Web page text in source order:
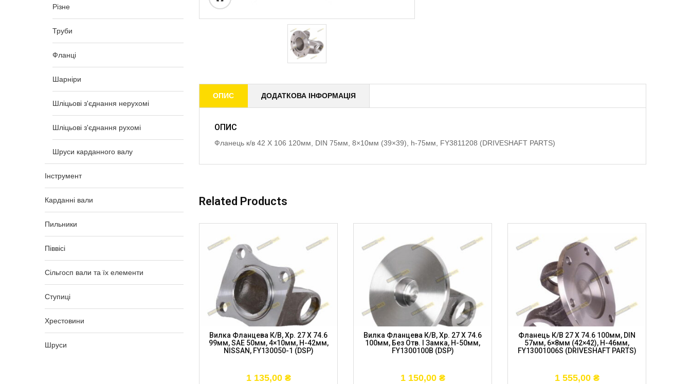
Різне
Труби
Фланці
Шарніри
Шліцьові з'єднання нерухомі
Шліцьові з'єднання рухомі
Шруси карданного валу
Інструмент
Карданні вали
Пильники
Піввісі
Сільгосп вали та їх елементи
Ступиці
Хрестовини
Шруси
ОПИС ДОДАТКОВА ІНФОРМАЦІЯ
ОПИС
Фланець к/в 42 X 106 120мм, DIN 75мм, 8×10мм (39×39), h-75мм, FY3811208 (DRIVESHAFT PARTS)
Related Products
Фланець Зі Шліцами 27 X 81.8 JCB 14
Шл 32-28мм, H-65мм, FL1310Z14
Вилка Фланцева К/в, Хр. 27 X 74.6
99мм, SAE 50мм, 4×10мм, H-42мм,
NISSAN, FY130050-1 (DSP)
1 135,00 ₴
Вилка Фланцева К/в, Хр. 27 X 74.6
100мм, Без Отв. І Замка, H-50мм,
FY1300100B (DSP)
1 150,00 ₴
Фланець К/в 27 X 74.6 100мм, DIN
57мм, 6×8мм (42×42), H-46мм,
FY13001006S (DRIVESHAFT PARTS)
1 555,00 ₴